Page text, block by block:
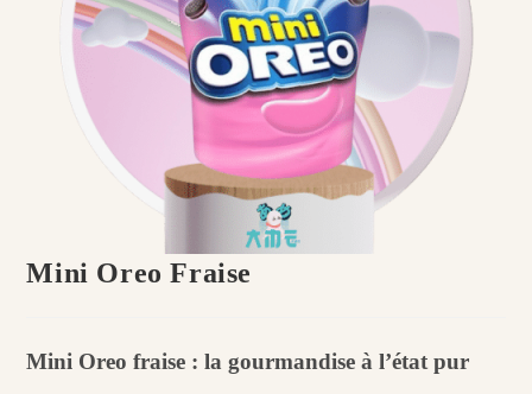
Mini Oreo Fraise
Mini Oreo fraise : la gourmandise à l’état pur